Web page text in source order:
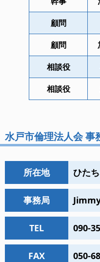
顧問
顧問
相談役
相談役
水戸市倫理法人会 事
所在地 ひた
事務局
TEL 090-
FAX 050-